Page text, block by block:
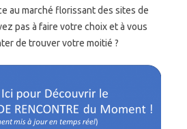
au marché florissant des sites de
pas à faire votre choix et à vous
de trouver votre moitié ?